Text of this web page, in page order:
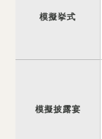
模擬挙式
模擬披露宴